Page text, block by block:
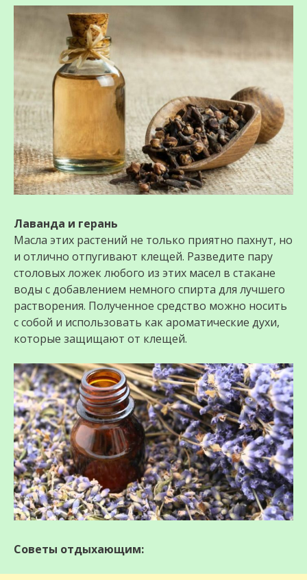
Лаванда и герань
Масла этих растений не только приятно пахнут, но
и отлично отпугивают клещей. Разведите пару
столовых ложек любого из этих масел в стакане
воды с добавлением немного спирта для лучшего
растворения. Полученное средство можно носить
с собой и использовать как ароматические духи,
которые защищают от клещей.
Советы отдыхающим: